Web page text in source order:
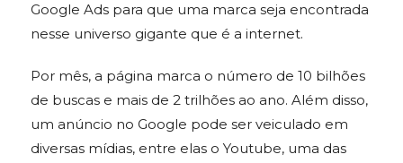
Google Ads para que uma marca seja encontrada
nesse universo gigante que é a internet.
Por mês, a página marca o número de 10 bilhões
de buscas e mais de 2 trilhões ao ano. Além disso,
um anúncio no Google pode ser veiculado em
diversas mídias, entre elas o Youtube, uma das